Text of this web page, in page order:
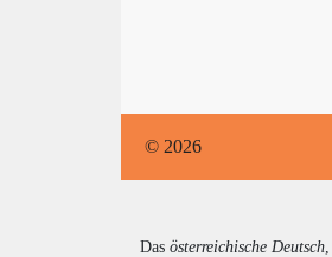
© 2026
Das österreichische Deutsch